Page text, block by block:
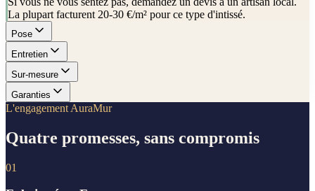
La plupart facturent 20-30 €/m² pour ce type d'intissé.
Pose
Entretien
Sur-mesure
Garanties
L'engagement AuraMur
Quatre promesses, sans compromis
01